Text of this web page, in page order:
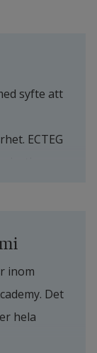
syfte att
ECTEG
i
blir
Högskolan i
där
inom
inom
Det
hela